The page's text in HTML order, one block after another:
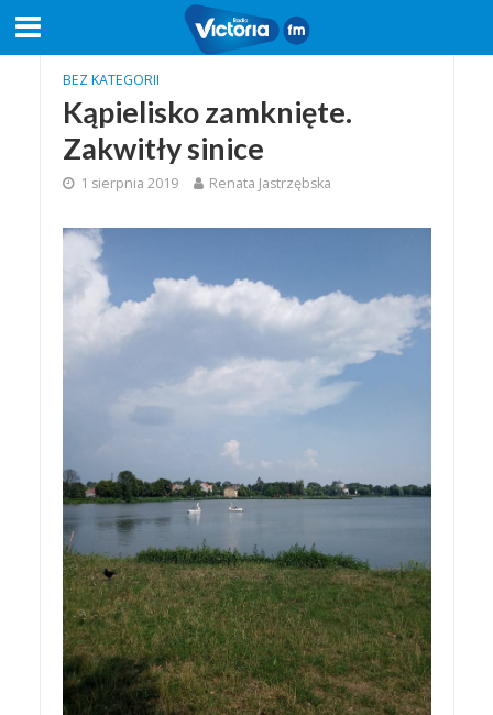
BEZ KATEGORII
Kąpielisko zamknięte.
Zakwitły sinice
1 sierpnia 2019 Renata Jastrzębska